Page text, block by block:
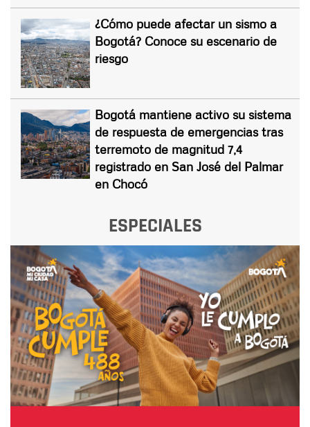
¿Cómo puede afectar un sismo a
Bogotá? Conoce su escenario de
riesgo
Bogotá mantiene activo su sistema
de respuesta de emergencias tras
terremoto de magnitud 7,4
registrado en San José del Palmar
en Chocó
ESPECIALES